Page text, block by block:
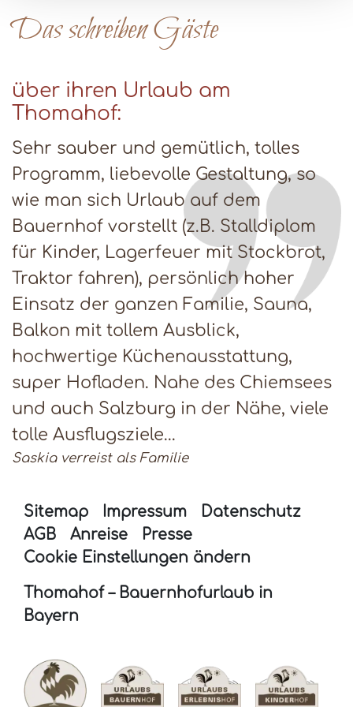
Das schreiben Gäste
über ihren Urlaub am
Thomahof:
Sehr sauber und gemütlich, tolles
Programm, liebevolle Gestaltung, so
wie man sich Urlaub auf dem
Bauernhof vorstellt (z.B. Stalldiplom
für Kinder, Lagerfeuer mit Stockbrot,
Traktor fahren), persönlich hoher
Einsatz der ganzen Familie, Sauna,
Balkon mit tollem Ausblick,
hochwertige Küchenausstattung,
super Hofladen. Nahe des Chiemsees
und auch Salzburg in der Nähe, viele
tolle Ausflugsziele...
Saskia verreist als Familie
Sitemap Impressum
Datenschutz
AGB
Anreise
Presse
Cookie Einstellungen ändern
Thomahof – Bauernhofurlaub in
Bayern